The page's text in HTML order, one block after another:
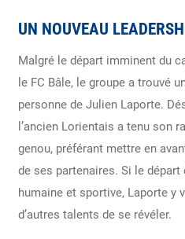
UN NOUVEAU
Malgré le départ imminent du
le FC Bâle, le groupe a trouvé
personne de Julien Laporte.
l’ancien Lorientais a tenu son
genou, préférant mettre en
de ses partenaires. Si le départ
humaine et sportive, Laporte y
d’autres talents de se révéler.